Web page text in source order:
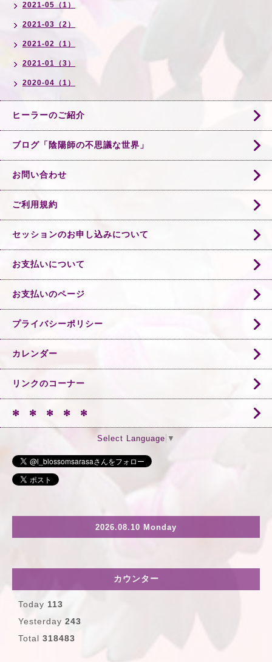
2021-05（1）
2021-03（2）
2021-02（1）
2021-01（3）
2020-04（1）
ヒーラーのご紹介
ブログ「陰陽師の不思議な世界」
お問い合わせ
ご利用規約
セッションのお申し込みについて
お支払いについて
お支払いのページ
プライバシーポリシー
カレンダー
リンクのコーナー
✻ ✻ ✻ ✻ ✻
Select Language ▼
2026.08.10 Monday
カウンター
Today 113
Yesterday 243
Total 318483